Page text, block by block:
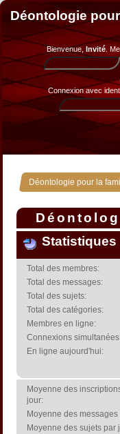
Déontologie
Bienvenue, Invité.
Connexion avec
Déontologie pour la
Statistiques
Total des membres:
Total des messages:
Total des sujets:
Total des catégories:
Membres en ligne:
Connexions
En ligne aujourd'hui:
Moyenne des
jour:
Moyenne des
Moyenne des sujets par